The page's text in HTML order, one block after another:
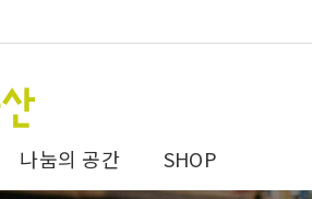
나눔의 공간 SHOP